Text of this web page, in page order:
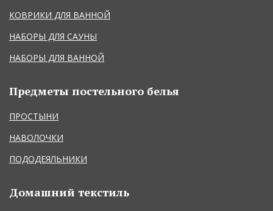
КОВРИКИ ДЛЯ ВАННОЙ
НАБОРЫ ДЛЯ САУНЫ
НАБОРЫ ДЛЯ ВАННОЙ
Предметы постельного белья
ПРОСТЫНИ
НАВОЛОЧКИ
ПОДОДЕЯЛЬНИКИ
Домашний текстиль